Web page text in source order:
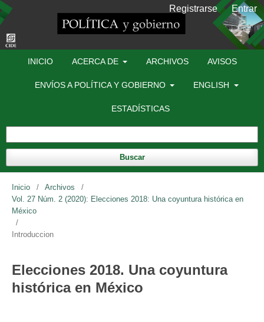
INICIO ACERCA DE ARCHIVOS AVISOS
ENVÍOS A POLÍTICA Y GOBIERNO ENGLISH
ESTADÍSTICAS
Buscar
Registrarse Entrar
Inicio / Archivos
/
Vol. 27 Núm. 2 (2020): Elecciones 2018: Una coyuntura histórica en
México
/
Introduccion
Elecciones 2018. Una coyuntura
histórica en México